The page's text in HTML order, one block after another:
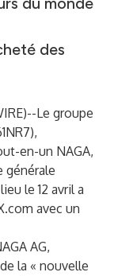
des
)--Le groupe
en-un NAGA,
générale
le 12 avril a
avec un
AG,
la « nouvelle